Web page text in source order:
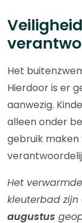
Het
Hierdoor is er
aanwezig.
alleen onder
gebruik
Het
kleuterbad
augustus